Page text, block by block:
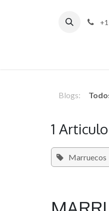
Blogs:
1 Articulo
Marruecos